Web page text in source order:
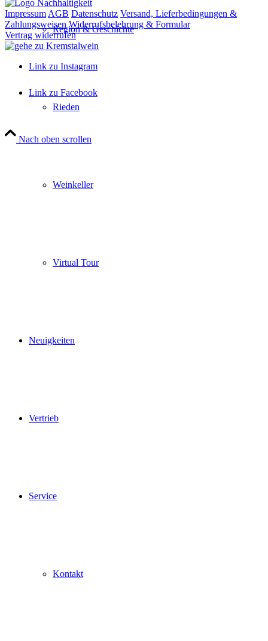
Region & Geschichte
Rieden
Weinkeller
Virtual Tour
Neuigkeiten
Vertrieb
Service
Kontakt
Impressum AGB Datenschutz Versand, Lieferbedingungen &
Zahlungsweisen Widerrufsbelehrung & Formular
Vertrag widerrufen
Link zu Instagram
Link zu Facebook
Nach oben scrollen
Wir machen Urlaub
12.30 - 14.30 Uhr geöffnet. An den beiden